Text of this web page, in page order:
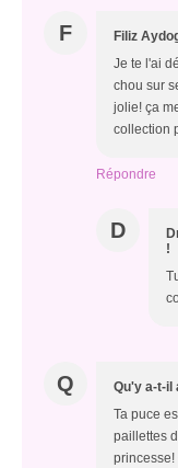
F Filiz
Je te l'ai
chou sur
jolie! ça
collection
Répondre
D
!
Q Qu'y a-t-il
Ta puce
paillettes
princesse!